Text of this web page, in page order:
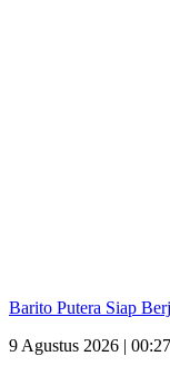
Barito Putera Siap
9 Agustus 2026 |